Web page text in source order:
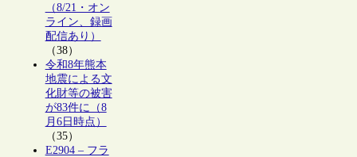
（8/21・オン
ライン、録画
配信あり）
（38）
令和8年熊本
地震による文
化財等の被害
が83件に（8
月6日時点）
（35）
E2904 – フラ